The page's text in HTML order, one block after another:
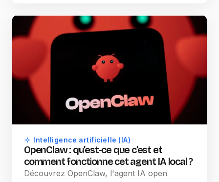
Intelligence artificielle (IA)
OpenClaw : qu’est-ce que c’est et
comment fonctionne cet agent IA local ?
Découvrez OpenClaw, l'agent IA open